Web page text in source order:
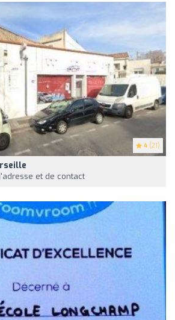
4 (21)
et de contact